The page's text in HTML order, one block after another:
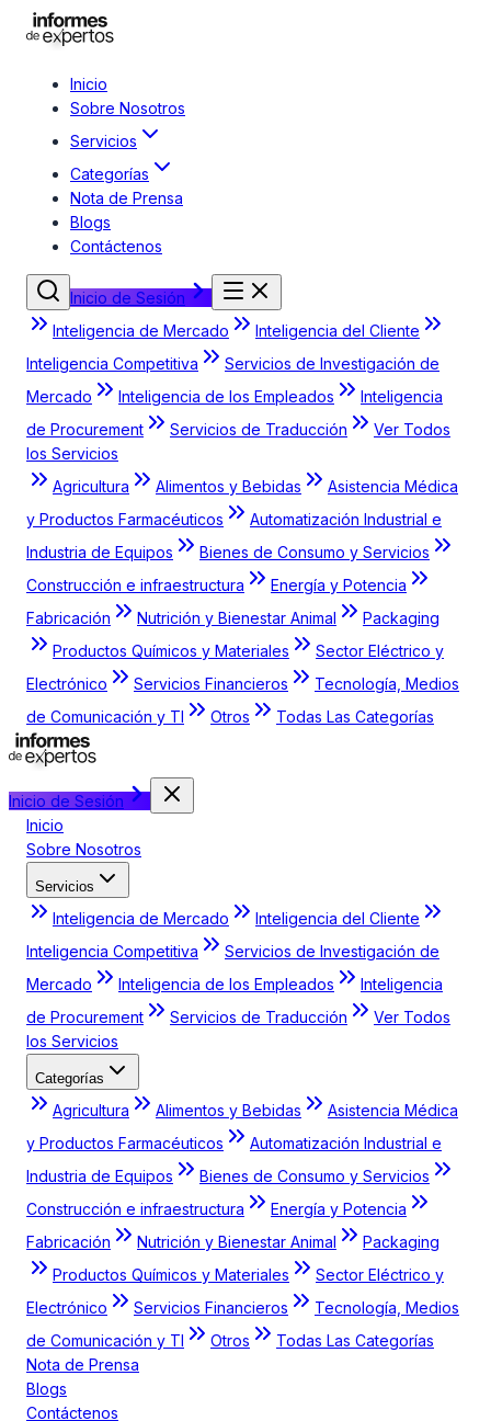
Inicio
Sobre Nosotros
Servicios
Categorías
Nota de Prensa
Blogs
Contáctenos
Inicio de Sesión
Inteligencia de Mercado
Inteligencia del Cliente
Inteligencia Competitiva
Servicios de Investigación de
Mercado
Inteligencia de los Empleados
Inteligencia
de Procurement
Servicios de Traducción
Ver Todos
los Servicios
Agricultura
Alimentos y Bebidas
Asistencia Médica
y Productos Farmacéuticos
Automatización Industrial e
Industria de Equipos
Bienes de Consumo y Servicios
Construcción e infraestructura
Energía y Potencia
Fabricación
Nutrición y Bienestar Animal
Packaging
Productos Químicos y Materiales
Sector Eléctrico y
Electrónico
Servicios Financieros
Tecnología, Medios
de Comunicación y TI
Otros Todas Las Categorías
Inicio de Sesión
Inicio
Sobre Nosotros
Servicios
Inteligencia de Mercado
Inteligencia del Cliente
Inteligencia Competitiva
Servicios de Investigación de
Mercado
Inteligencia de los Empleados
Inteligencia
de Procurement
Servicios de Traducción
Ver Todos
los Servicios
Categorías
Agricultura Alimentos y Bebidas
Asistencia Médica
y Productos Farmacéuticos
Automatización Industrial e
Industria de Equipos
Bienes de Consumo y Servicios
Construcción e infraestructura
Energía y Potencia
Fabricación
Nutrición y Bienestar Animal
Packaging
Productos Químicos y Materiales
Sector Eléctrico y
Electrónico
Servicios Financieros
Tecnología, Medios
de Comunicación y TI
Otros
Todas Las Categorías
Nota de Prensa
Blogs
Contáctenos